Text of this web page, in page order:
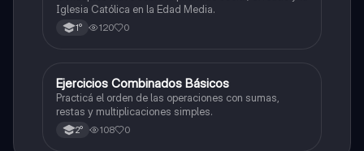
Iglesia Católica en la Edad Media.
1° 120 0
EMatemáticas
Ejercicios Combinados Básicos
Practicá el orden de las operaciones con sumas,
restas y multiplicaciones simples.
2° 108 0